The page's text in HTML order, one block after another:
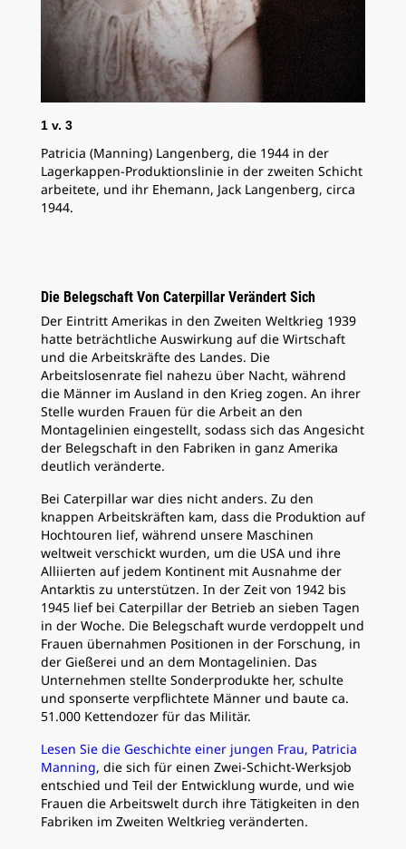
1 v. 3
Patricia (Manning) Langenberg, die 1944 in der
Lagerkappen-Produktionslinie in der zweiten Schicht
arbeitete, und ihr Ehemann, Jack Langenberg, circa
1944.
Die Belegschaft Von Caterpillar Verändert Sich
Der Eintritt Amerikas in den Zweiten Weltkrieg 1939
hatte beträchtliche Auswirkung auf die Wirtschaft
und die Arbeitskräfte des Landes. Die
Arbeitslosenrate fiel nahezu über Nacht, während
die Männer im Ausland in den Krieg zogen. An ihrer
Stelle wurden Frauen für die Arbeit an den
Montagelinien eingestellt, sodass sich das Angesicht
der Belegschaft in den Fabriken in ganz Amerika
deutlich veränderte.
Bei Caterpillar war dies nicht anders. Zu den
knappen Arbeitskräften kam, dass die Produktion auf
Hochtouren lief, während unsere Maschinen
weltweit verschickt wurden, um die USA und ihre
Alliierten auf jedem Kontinent mit Ausnahme der
Antarktis zu unterstützen. In der Zeit von 1942 bis
1945 lief bei Caterpillar der Betrieb an sieben Tagen
in der Woche. Die Belegschaft wurde verdoppelt und
Frauen übernahmen Positionen in der Forschung, in
der Gießerei und an dem Montagelinien. Das
Unternehmen stellte Sonderprodukte her, schulte
und sponserte verpflichtete Männer und baute ca.
51.000 Kettendozer für das Militär.
Lesen Sie die Geschichte einer jungen Frau, Patricia
Manning, die sich für einen Zwei-Schicht-Werksjob
entschied und Teil der Entwicklung wurde, und wie
Frauen die Arbeitswelt durch ihre Tätigkeiten in den
Fabriken im Zweiten Weltkrieg veränderten.